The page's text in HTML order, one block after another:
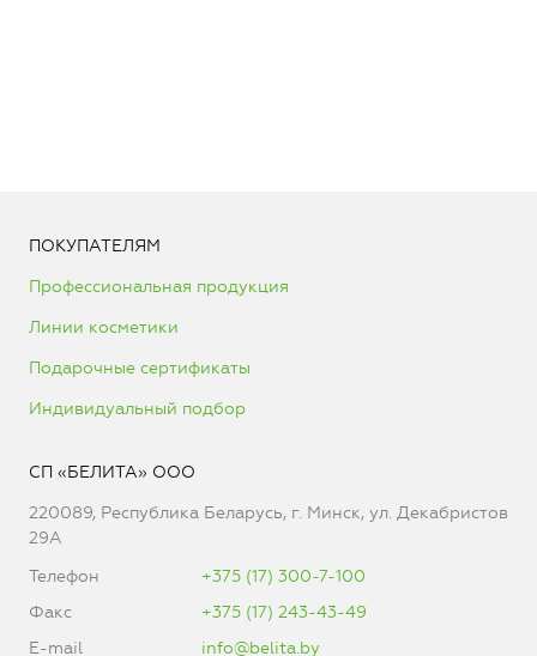
ПОКУПАТЕЛЯМ
Профессиональная продукция
Линии косметики
Подарочные сертификаты
Индивидуальный подбор
СП «БЕЛИТА» ООО
220089, Республика Беларусь, г. Минск, ул. Декабристов
29А
Телефон
+375 (17) 300-7-100
Факс
+375 (17) 243-43-49
E-mail
info@belita.by